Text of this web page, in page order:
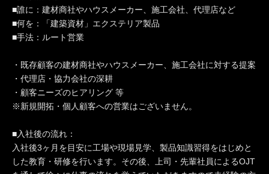
■誰に：建材商社やハウスメーカー、施工会社、代理店など
■何を：「建築資材」エクステリア製品
■手法：ルート営業
・既存顧客の建材商社やハウスメーカー、施工会社に対する提案
・代理店・協力会社の深耕
・顧客ニーズのヒアリング 等
※新規開拓・個人顧客への営業はございません。
■入社後の流れ：
入社後3ヶ月を目安に工場や現場見学、製品知識習得をはじめと
した教育・研修を行います。その後、上司・先輩社員によるOJT